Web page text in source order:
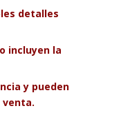
detalles
incluyen la
y pueden
venta.